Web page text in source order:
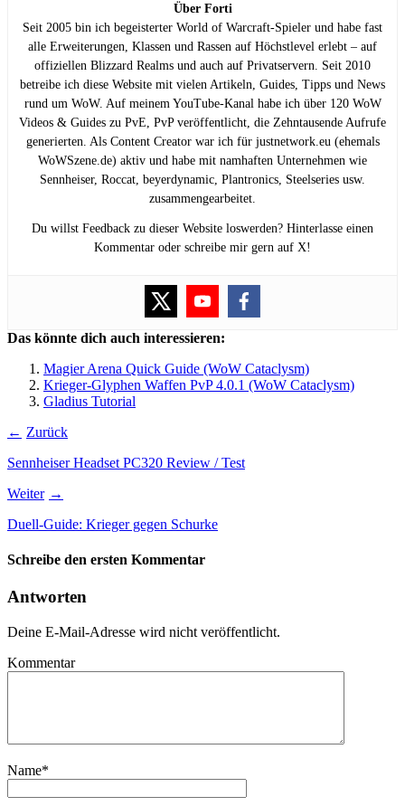
Über Forti
Seit 2005 bin ich begeisterter World of Warcraft-Spieler und habe fast
alle Erweiterungen, Klassen und Rassen auf Höchstlevel erlebt – auf
offiziellen Blizzard Realms und auch auf Privatservern. Seit 2010
betreibe ich diese Website mit vielen Artikeln, Guides, Tipps und News
rund um WoW. Auf meinem YouTube-Kanal habe ich über 120 WoW
Videos & Guides zu PvE, PvP veröffentlicht, die Zehntausende Aufrufe
generierten. Als Content Creator war ich für justnetwork.eu (ehemals
WoWSzene.de) aktiv und habe mit namhaften Unternehmen wie
Sennheiser, Roccat, beyerdynamic, Plantronics, Steelseries usw.
zusammengearbeitet.
Du willst Feedback zu dieser Website loswerden? Hinterlasse einen
Kommentar oder schreibe mir gern auf X!
Das könnte dich auch interessieren:
Magier Arena Quick Guide (WoW Cataclysm)
Krieger-Glyphen Waffen PvP 4.0.1 (WoW Cataclysm)
Gladius Tutorial
Zurück
Sennheiser Headset PC320 Review / Test
Weiter
Duell-Guide: Krieger gegen Schurke
Schreibe den ersten Kommentar
Antworten
Deine E-Mail-Adresse wird nicht veröffentlicht.
Kommentar
Name*